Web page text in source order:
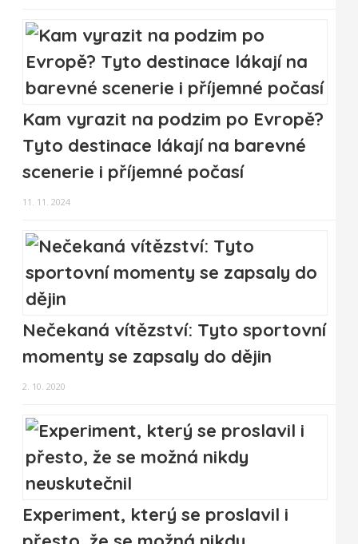
Kam vyrazit na podzim po Evropě?
Tyto destinace lákají na barevné
scenerie i příjemné počasí
11. 11. 2024
Nečekaná vítězství: Tyto sportovní
momenty se zapsaly do dějin
2. 10. 2020
Experiment, který se proslavil i